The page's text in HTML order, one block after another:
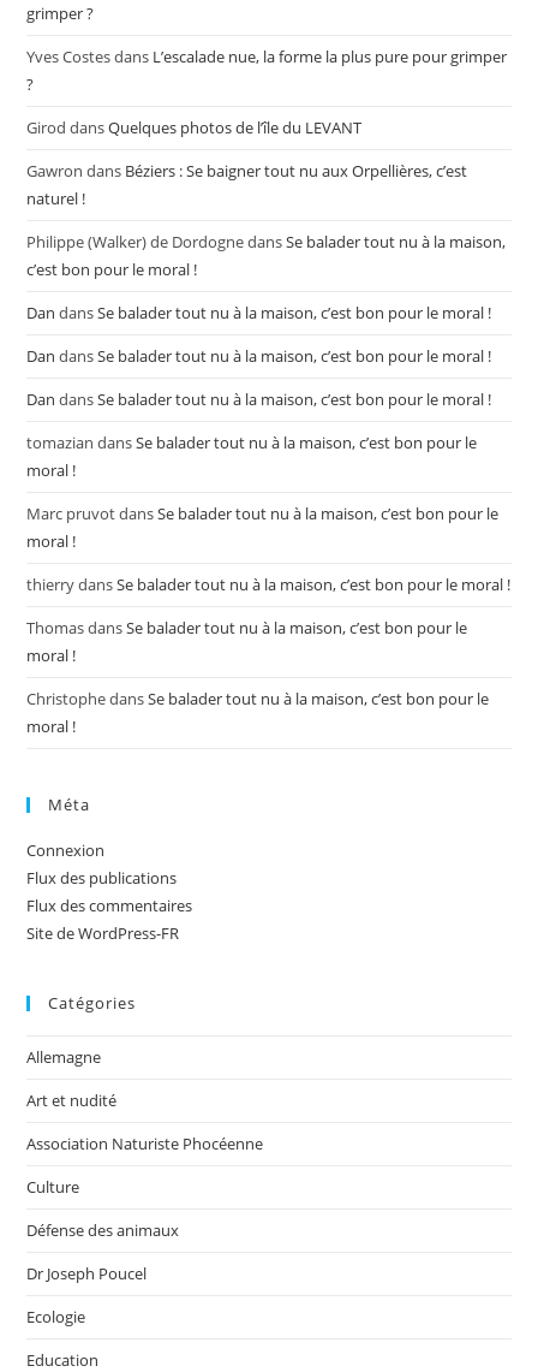
grimper ?
Yves Costesdans L’escalade nue, la forme la plus pure pour grimper
?
Girod dansQuelques photos de l’île du LEVANT
Gawron dans Béziers : Se baigner tout nu aux Orpellières, c’est
naturel !
Philippe (Walker) de DordognedansSe balader tout nu à la maison,
c’est bon pour le moral !
Dan dansSe balader tout nu à la maison, c’est bon pour le moral !
Dan dansSe balader tout nu à la maison, c’est bon pour le moral !
Dan dansSe balader tout nu à la maison, c’est bon pour le moral !
tomazian dansSe balader tout nu à la maison, c’est bon pour le
moral !
Marc pruvotdansSe balader tout nu à la maison, c’est bon pour le
moral !
thierrydansSe balader tout nu à la maison, c’est bon pour le moral !
ThomasdansSe balader tout nu à la maison, c’est bon pour le
moral !
ChristophedansSe balader tout nu à la maison, c’est bon pour le
moral !
Méta
Connexion
Flux des publications
Flux des commentaires
Site de WordPress-FR
Catégories
Allemagne
Art et nudité
Association Naturiste Phocéenne
Culture
Défense des animaux
Dr Joseph Poucel
Ecologie
Education